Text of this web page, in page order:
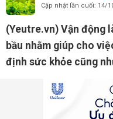
Cập nhật lần cuối: 14/
(Yeutre.vn) Vận động
bầu nhằm giúp cho
định sức khỏe cũng